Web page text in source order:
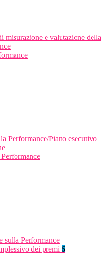
misurazione e valutazione della
Performance/Piano esecutivo
sulla Performance
dei premi 6